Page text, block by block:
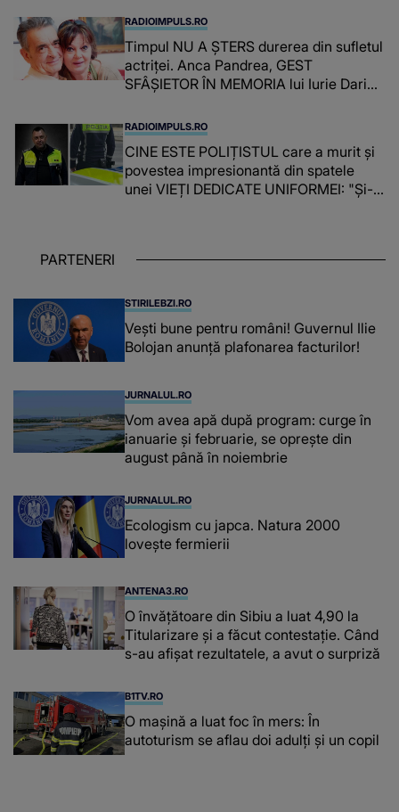
RADIOIMPULS.RO
Timpul NU A ȘTERS durerea din sufletul
actriței. Anca Pandrea, GEST
SFÂȘIETOR ÎN MEMORIA lui Iurie Darie:
timpul parcă..."
RADIOIMPULS.RO
CINE ESTE POLIȚISTUL care a murit și
povestea impresionantă din spatele
unei VIEȚI DEDICATE UNIFORMEI: "Și-a
PARTENERI
STIRILEBZI.RO
Vești bune pentru români! Guvernul Ilie
Bolojan anunță plafonarea facturilor!
JURNALUL.RO
Vom avea apă după program: curge în
ianuarie și februarie, se oprește din
august până în noiembrie
JURNALUL.RO
Ecologism cu japca. Natura 2000
lovește fermierii
ANTENA3.RO
O învățătoare din Sibiu a luat 4,90 la
Titularizare și a făcut contestație. Când
s-au afișat rezultatele, a avut o surpriză
B1TV.RO
O maşină a luat foc în mers: În
autoturism se aflau doi adulți și un copil